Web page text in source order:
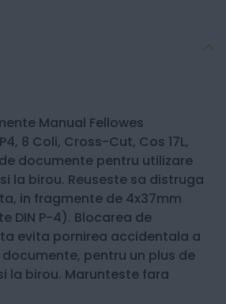
Manual Fellowes
8 Coli, Cross-Cut, Cos 17L,
documente pentru utilizare
la birou. Reuseste sa distruga
in fragmente de 4x37mm
DIN P-4). Blocarea de
evita pornirea accidentala a
pentru un plus de
la birou. Marunteste fara